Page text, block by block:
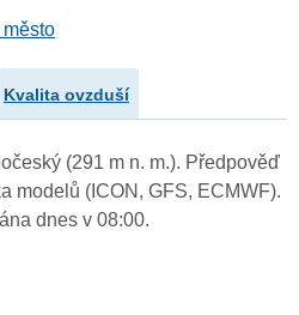
Kvalita ovzduší
(291 m n. m.). Předpověď
modelů (ICON, GFS, ECMWF).
dnes v 08:00.